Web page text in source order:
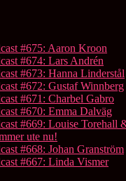
#675: Aaron Kroon
#674: Lars Andrén
#673: Hanna Linderstål
#672: Gustaf Winnberg
#671: Charbel Gabro
#670: Emma Dalväg
#669: Louise Torehall
ute nu!
#668: Johan Granström
#667: Linda Vismer